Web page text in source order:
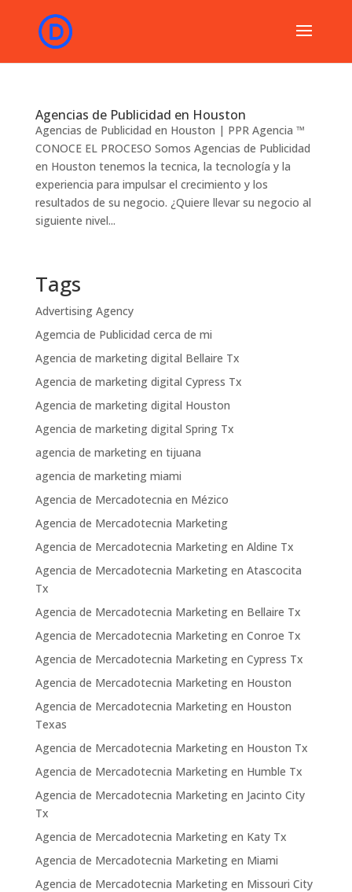
Agencias de Publicidad en Houston
Agencias de Publicidad en Houston | PPR Agencia ™
CONOCE EL PROCESO Somos Agencias de Publicidad
en Houston tenemos la tecnica, la tecnología y la
experiencia para impulsar el crecimiento y los
resultados de su negocio. ¿Quiere llevar su negocio al
siguiente nivel...
Tags
Advertising Agency
Agemcia de Publicidad cerca de mi
Agencia de marketing digital Bellaire Tx
Agencia de marketing digital Cypress Tx
Agencia de marketing digital Houston
Agencia de marketing digital Spring Tx
agencia de marketing en tijuana
agencia de marketing miami
Agencia de Mercadotecnia en Mézico
Agencia de Mercadotecnia Marketing
Agencia de Mercadotecnia Marketing en Aldine Tx
Agencia de Mercadotecnia Marketing en Atascocita
Tx
Agencia de Mercadotecnia Marketing en Bellaire Tx
Agencia de Mercadotecnia Marketing en Conroe Tx
Agencia de Mercadotecnia Marketing en Cypress Tx
Agencia de Mercadotecnia Marketing en Houston
Agencia de Mercadotecnia Marketing en Houston
Texas
Agencia de Mercadotecnia Marketing en Houston Tx
Agencia de Mercadotecnia Marketing en Humble Tx
Agencia de Mercadotecnia Marketing en Jacinto City
Tx
Agencia de Mercadotecnia Marketing en Katy Tx
Agencia de Mercadotecnia Marketing en Miami
Agencia de Mercadotecnia Marketing en Missouri City